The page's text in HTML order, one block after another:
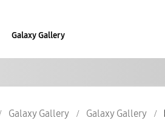
Galaxy Gallery
Galaxy Gallery Galaxy Gallery